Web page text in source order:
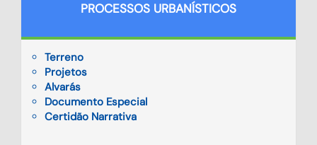
PROCESSOS URBANÍSTICOS
Terreno
Projetos
Alvarás
Documento Especial
Certidão Narrativa